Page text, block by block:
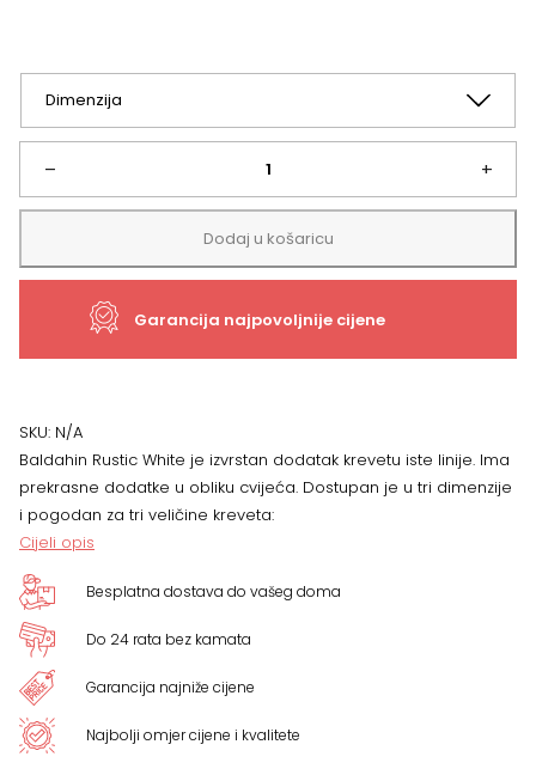
je:
230,84 €.
213,32 €.
–
Baldahin
Rustic
White,
količina
+
Dodaj u košaricu
Garancija najpovoljnije cijene
SKU: N/A
Baldahin Rustic White je izvrstan dodatak krevetu iste linije. Ima
prekrasne dodatke u obliku cvijeća. Dostupan je u tri dimenzije
i pogodan za tri veličine kreveta:
Cijeli opis
Besplatna dostava do vašeg doma
Do 24 rata bez kamata
Garancija najniže cijene
Najbolji omjer cijene i kvalitete